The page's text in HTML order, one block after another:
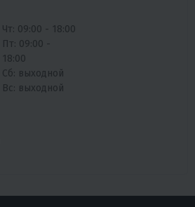
Чт: 09:00 - 18:00
Пт: 09:00 -
18:00
Сб: выходной
Вс: выходной